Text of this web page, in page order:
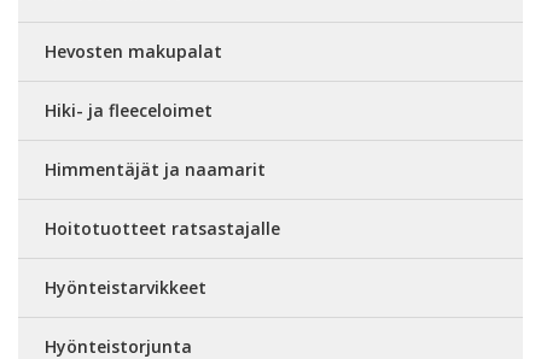
Hevosten makupalat
Hiki- ja fleeceloimet
Himmentäjät ja naamarit
Hoitotuotteet ratsastajalle
Hyönteistarvikkeet
Hyönteistorjunta